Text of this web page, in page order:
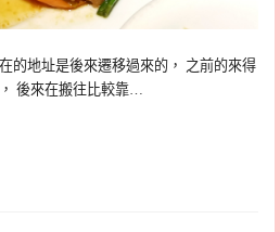
的地址是後來遷移過來的， 之前的來得
後來在搬往比較靠…